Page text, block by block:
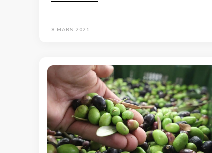
8 MARS 2021